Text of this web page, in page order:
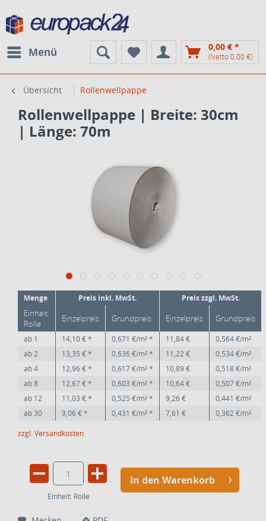
Menü 0,00 € *
(Netto 0,00 €)
Übersicht Rollenwellpappe
Rollenwellpappe | Breite: 30cm
| Länge: 70m
Menge Preis inkl. MwSt. Preis zzgl. MwSt.
Einheit:
Rolle
Einzelpreis Grundpreis Einzelpreis Grundpreis
ab 1 14,10 € * 0,671 €/m² * 11,84 €
0,564 €/m²
ab2 13,35 € * 0,636 €/m² * 11,22 €
0,534 €/m²
ab4 12,96 € * 0,617 €/m² * 10,89 €
0,518 €/m²
ab8 12,67 € * 0,603 €/m² * 10,64 €
0,507 €/m²
ab 12 11,03 € * 0,525 €/m² * 9,26 €
0,441 €/m²
ab30 9,06 € * 0,431 €/m² * 7,61 €
0,362 €/m²
zzgl. Versandkosten
Einheit: Rolle
In den Warenkorb